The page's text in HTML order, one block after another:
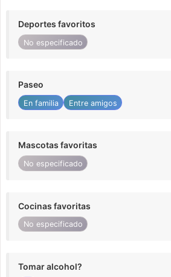
Deportes favoritos
No especificado
Paseo
En familia Entre amigos
Mascotas favoritas
No especificado
Cocinas favoritas
No especificado
Tomar alcohol?